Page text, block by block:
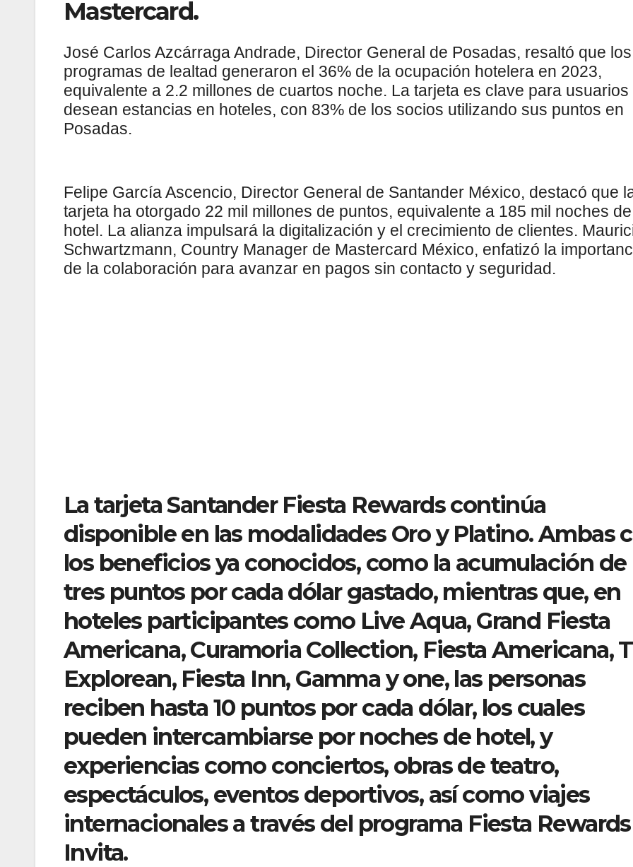
Mastercard.
José Carlos Azcárraga Andrade, Director General de Posadas, resaltó que los
programas de lealtad generaron el 36% de la ocupación hotelera en 2023,
equivalente a 2.2 millones de cuartos noche. La tarjeta es clave para usuarios
desean estancias en hoteles, con 83% de los socios utilizando sus puntos en
Posadas.
Felipe García Ascencio, Director General de Santander México, destacó que
tarjeta ha otorgado 22 mil millones de puntos, equivalente a 185 mil noches de
hotel. La alianza impulsará la digitalización y el crecimiento de clientes.
Schwartzmann, Country Manager de Mastercard México, enfatizó la
de la colaboración para avanzar en pagos sin contacto y seguridad.
La tarjeta Santander Fiesta Rewards continúa
disponible en las modalidades Oro y Platino. Ambas
los beneficios ya conocidos, como la acumulación de
tres puntos por cada dólar gastado, mientras que, en
hoteles participantes como Live Aqua, Grand Fiesta
Americana, Curamoria Collection, Fiesta Americana,
Explorean, Fiesta Inn, Gamma y one, las personas
reciben hasta 10 puntos por cada dólar, los cuales
pueden intercambiarse por noches de hotel, y
experiencias como conciertos, obras de teatro,
espectáculos, eventos deportivos, así como viajes
internacionales a través del programa Fiesta Rewards
Invita.